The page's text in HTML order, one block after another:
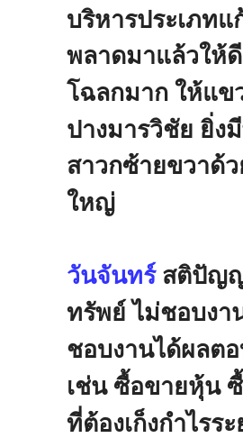
บริหารประเภทแ
พลาดมาแล้วให้
โฉลกมาก ให้แข
ปางมารวิชัย ยิ่ง
สาวกซ้ายขวาด้
ใหญ่
วันจันทร์ สติปัญ
ทรัพย์ ไม่ชอบงา
ชอบงานได้ผลต
เช่น ซื้อขายหุ้น
ที่ต้องเก็งกำไรร